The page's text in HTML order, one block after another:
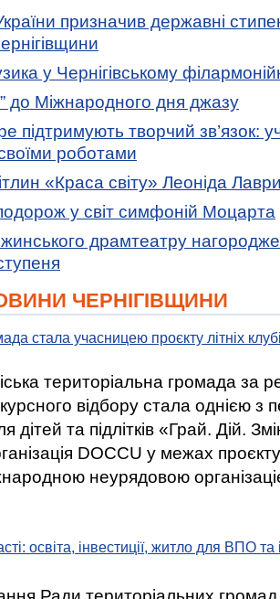
призначив державні
у Чернігівському
до Міжнародного дня джазу
підтримують творчий зв’язок:
роботами
«Краса світу» Леоніда
у світ симфоній Моцарта
драмтеатру
ЧЕРНІГІВЩИНИ
стала учасницею проєкту літніх
територіальна громада за
відбору стала однією
дітей та підлітків «Грай. Дій.
DOCCU у межах
неурядовою
освіта, інвестиції, житло для ВПО